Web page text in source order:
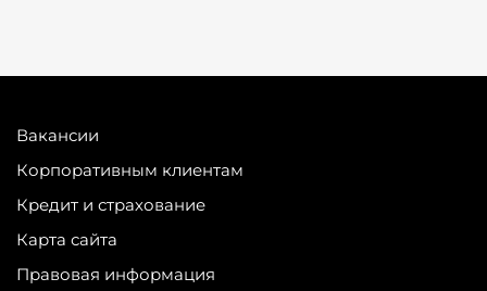
Вакансии
Корпоративным клиентам
Кредит и страхование
Карта сайта
Правовая информация